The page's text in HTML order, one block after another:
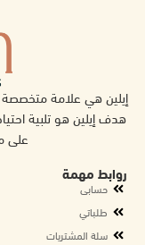
إيلين هي علامة
هدف إيلين هو تلبية
على
روابط مهمة
حسابى
طلباتي
سلة المشتريات